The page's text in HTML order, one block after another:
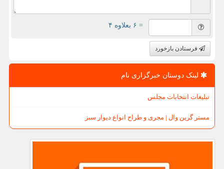
= ۶ بعلاوه ۴
فرستادن بازخورد
لینک دوستان خبرگزاری نام
تبلیغات انتخابات مجلس
مستر گرین وال | مجری و طراح انواع دیوار سبز